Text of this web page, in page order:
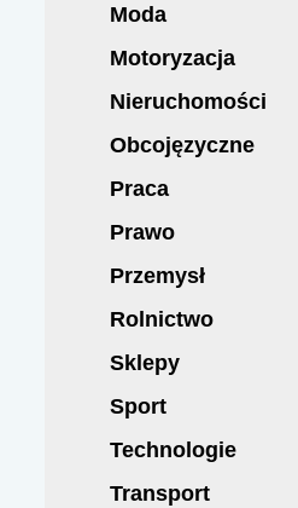
Moda
Motoryzacja
Nieruchomości
Obcojęzyczne
Praca
Prawo
Przemysł
Rolnictwo
Sklepy
Sport
Technologie
Transport